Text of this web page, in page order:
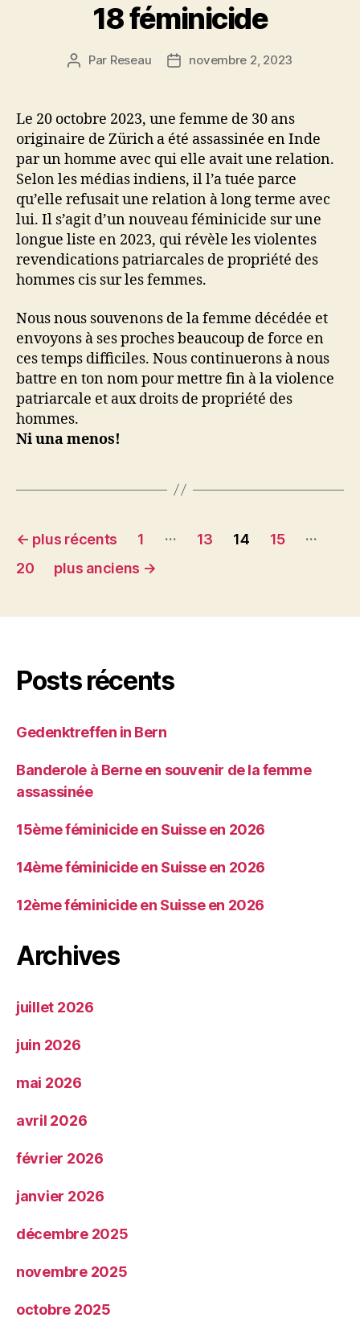
18 féminicide
Auteur
Par Reseau
Datenovembre 2, 2023
Le 20 octobre 2023, une femme de 30 ans
originaire de Zürich a été assassinée en Inde
par un homme avec qui elle avait une relation.
Selon les médias indiens, il l’a tuée parce
qu’elle refusait une relation à long terme avec
lui. Il s’agit d’un nouveau féminicide sur une
longue liste en 2023, qui révèle les violentes
revendications patriarcales de propriété des
hommes cis sur les femmes.
Nous nous souvenons de la femme décédée et
envoyons à ses proches beaucoup de force en
ces temps difficiles. Nous continuerons à nous
battre en ton nom pour mettre fin à la violence
patriarcale et aux droits de propriété des
hommes.
Ni una menos!
Pagination
des
← plus récents 1 … 13 14 15
…
20
plus anciens →
Posts récents
Gedenktreffen in Bern
Banderole à Berne en souvenir de la femme
assassinée
15ème féminicide en Suisse en 2026
14ème féminicide en Suisse en 2026
12ème féminicide en Suisse en 2026
Archives
juillet 2026
juin 2026
mai 2026
avril 2026
février 2026
janvier 2026
décembre 2025
novembre 2025
octobre 2025